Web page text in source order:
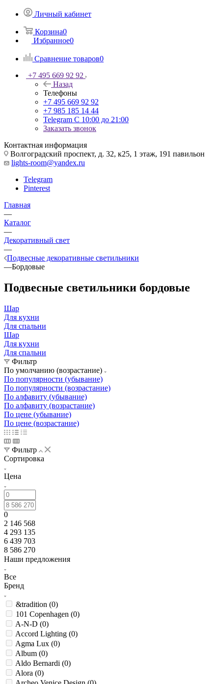
Личный кабинет
Корзина0
Избранное0
Сравнение товаров0
+7 495 669 92 92
Назад
Телефоны
+7 495 669 92 92
+7 985 185 14 44
Telegram С 10:00 до 21:00
Заказать звонок
Контактная информация
Волгоградский проспект, д. 32, к25, 1 этаж, 191 павильон
lights-room@yandex.ru
Telegram
Pinterest
Главная
—
Каталог
—
Декоративный свет
—
Подвесные декоративные светильники
—Бордовые
Подвесные светильники бордовые
Шар
Для кухни
Для спальни
Шар
Для кухни
Для спальни
Фильтр
По умолчанию (возрастание)
По популярности (убывание)
По популярности (возрастание)
По алфавиту (убывание)
По алфавиту (возрастание)
По цене (убывание)
По цене (возрастание)
Фильтр
Сортировка
Цена
0
2 146 568
4 293 135
6 439 703
8 586 270
Наши предложения
Все
Бренд
&tradition (0)
101 Copenhagen (0)
A-N-D (0)
Accord Lighting (0)
Agma Lux (0)
Album (0)
Aldo Bernardi (0)
Alora (0)